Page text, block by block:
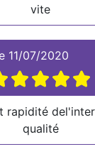
vite
11/07/2020
rapidité
qualité